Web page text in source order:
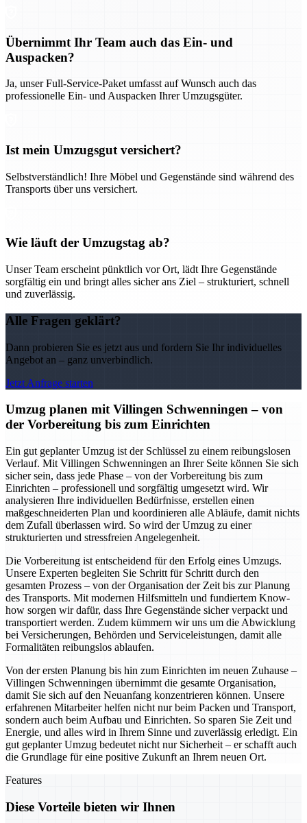
Übernimmt Ihr Team auch das Ein- und
Auspacken?
Ja, unser Full-Service-Paket umfasst auf Wunsch auch das
professionelle Ein- und Auspacken Ihrer Umzugsgüter.
Ist mein Umzugsgut versichert?
Selbstverständlich! Ihre Möbel und Gegenstände sind während des
Transports über uns versichert.
Wie läuft der Umzugstag ab?
Unser Team erscheint pünktlich vor Ort, lädt Ihre Gegenstände
sorgfältig ein und bringt alles sicher ans Ziel – strukturiert, schnell
und zuverlässig.
Alle Fragen geklärt?
Dann probieren Sie es jetzt aus und fordern Sie Ihr individuelles
Angebot an – ganz unverbindlich.
Jetzt Anfrage starten
Umzug planen mit Villingen Schwenningen – von
der Vorbereitung bis zum Einrichten
Ein gut geplanter Umzug ist der Schlüssel zu einem reibungslosen
Verlauf. Mit Villingen Schwenningen an Ihrer Seite können Sie sich
sicher sein, dass jede Phase – von der Vorbereitung bis zum
Einrichten – professionell und sorgfältig umgesetzt wird. Wir
analysieren Ihre individuellen Bedürfnisse, erstellen einen
maßgeschneiderten Plan und koordinieren alle Abläufe, damit nichts
dem Zufall überlassen wird. So wird der Umzug zu einer
strukturierten und stressfreien Angelegenheit.
Die Vorbereitung ist entscheidend für den Erfolg eines Umzugs.
Unsere Experten begleiten Sie Schritt für Schritt durch den
gesamten Prozess – von der Organisation der Zeit bis zur Planung
des Transports. Mit modernen Hilfsmitteln und fundiertem Know-
how sorgen wir dafür, dass Ihre Gegenstände sicher verpackt und
transportiert werden. Zudem kümmern wir uns um die Abwicklung
bei Versicherungen, Behörden und Serviceleistungen, damit alle
Formalitäten reibungslos ablaufen.
Von der ersten Planung bis hin zum Einrichten im neuen Zuhause –
Villingen Schwenningen übernimmt die gesamte Organisation,
damit Sie sich auf den Neuanfang konzentrieren können. Unsere
erfahrenen Mitarbeiter helfen nicht nur beim Packen und Transport,
sondern auch beim Aufbau und Einrichten. So sparen Sie Zeit und
Energie, und alles wird in Ihrem Sinne und zuverlässig erledigt. Ein
gut geplanter Umzug bedeutet nicht nur Sicherheit – er schafft auch
die Grundlage für eine positive Zukunft an Ihrem neuen Ort.
Features
Diese Vorteile bieten wir Ihnen